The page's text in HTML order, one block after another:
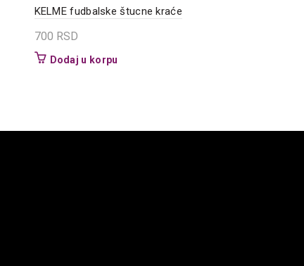
KELME fudbalske štucne kraće
700 RSD
Dodaj u korpu